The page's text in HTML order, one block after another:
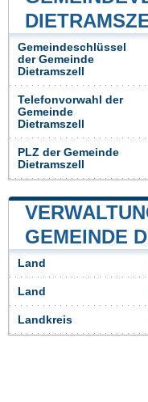
Gemeindeschlüssel
der Gemeinde
Dietramszell
Telefonvorwahl der
Gemeinde
Dietramszell
PLZ der Gemeinde
Dietramszell
GEMEINDE
Land
Land
Landkreis